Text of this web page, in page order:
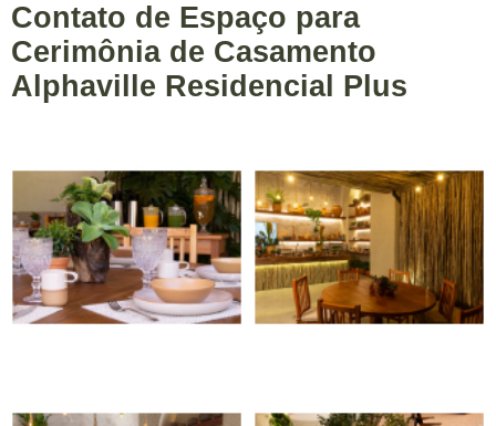
Contato de Espaço para
Cerimônia de Casamento
Alphaville Residencial Plus